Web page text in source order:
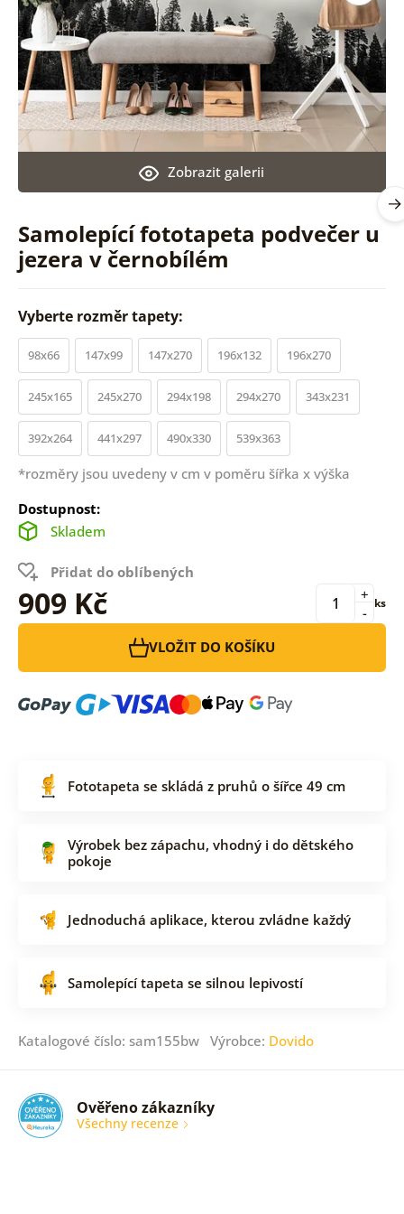
Samolepící fototapeta podvečer u
jezera v černobílém
Zobrazit galerii
Vyberte rozměr tapety:
98x66 147x99 147x270 196x132 196x270
245x165 245x270 294x198 294x270 343x231
392x264 441x297 490x330 539x363
*rozměry jsou uvedeny v cm v poměru šířka x výška
Dostupnost:
Skladem
Přidat do oblíbených
909 Kč -
+ ks
VLOŽIT DO KOŠÍKU
Fototapeta se skládá z pruhů o šířce 49 cm
Výrobek bez zápachu, vhodný i do dětského
pokoje
Jednoduchá aplikace, kterou zvládne každý
Samolepící tapeta se silnou lepivostí
Katalogové číslo: sam155bw Výrobce: Dovido
Ověřeno zákazníky
Všechny recenze